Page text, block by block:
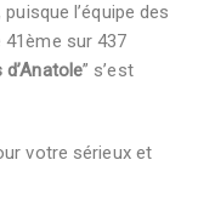
l’équipe des
41ème sur 437
” s’est
votre sérieux et